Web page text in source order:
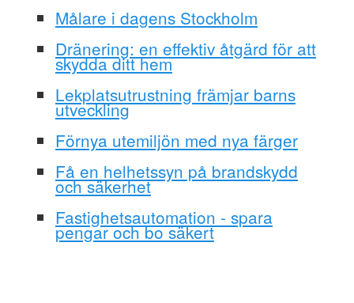
Målare i dagens Stockholm
Dränering: en effektiv åtgärd för att
skydda ditt hem
Lekplatsutrustning främjar barns
utveckling
Förnya utemiljön med nya färger
Få en helhetssyn på brandskydd
och säkerhet
Fastighetsautomation - spara
pengar och bo säkert